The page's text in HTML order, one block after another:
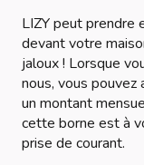
LIZY peut prendre
devant votre
jaloux ! Lorsque
nous, vous
un montant
cette borne est à
prise de courant.